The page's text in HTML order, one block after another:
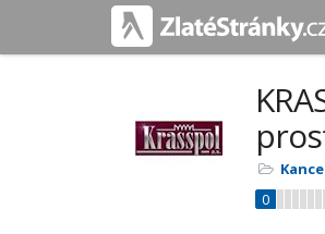
0